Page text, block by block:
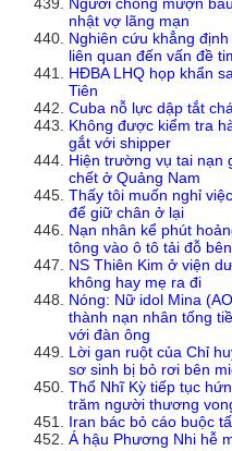
nhật vợ lãng mạn
Nghiên cứu khẳng
liên quan đến vấn đề
HĐBA LHQ họp khẩn
Tiên
Cuba nỗ lực dập tắt
Không được kiểm tra
gắt với shipper
Hiện trường vụ tai nạn
chết ở Quảng Nam
Thấy tôi muốn nghỉ
để giữ chân ở lại
Nạn nhân kể phút
tông vào ô tô tải đỗ
NS Thiên Kim ở viện
không hay mẹ ra đi
Nóng: Nữ idol Mina
thành nạn nhân tống
với đàn ông
Lời gan ruột của Chỉ
sơ sinh bị bỏ rơi bên
Thổ Nhĩ Kỳ tiếp tục
trăm người thương
Iran bác bỏ cáo buộc
Á hậu Phương Nhi hễ